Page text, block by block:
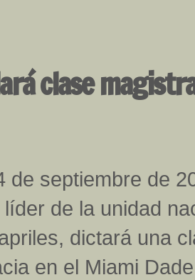
clase
de septiembre de
de la unidad
dictará una
en el Miami